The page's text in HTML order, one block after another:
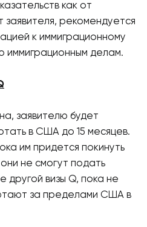
как от
рекомендуется
к иммиграционному
иммиграционным делам.
заявителю будет
в США до 15 месяцев.
им придется покинуть
не смогут подать
другой визы Q, пока не
за пределами США в